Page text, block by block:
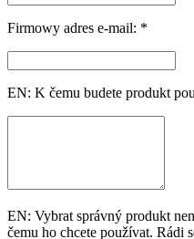
Firmowy adres e-mail: *
EN: K čemu budete produkt
EN: Vybrat správný produkt
čemu ho chcete používat. Rádi